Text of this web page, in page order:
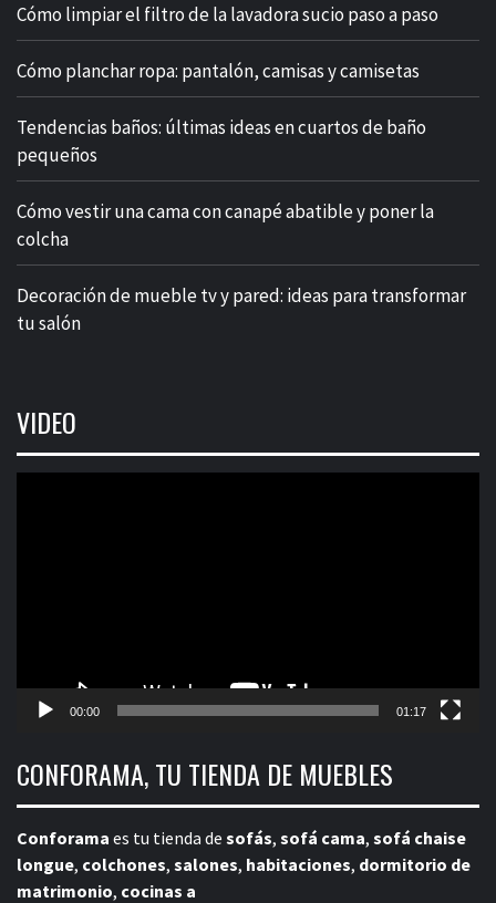
Cómo limpiar el filtro de la lavadora sucio paso a paso
Cómo planchar ropa: pantalón, camisas y camisetas
Tendencias baños: últimas ideas en cuartos de baño
pequeños
Cómo vestir una cama con canapé abatible y poner la
colcha
Decoración de mueble tv y pared: ideas para transformar
tu salón
VIDEO
00:00 01:17
CONFORAMA, TU TIENDA DE MUEBLES
Conforama es tu tienda de sofás, sofá cama, sofá chaise
longue, colchones, salones, habitaciones, dormitorio de
matrimonio, cocinas a